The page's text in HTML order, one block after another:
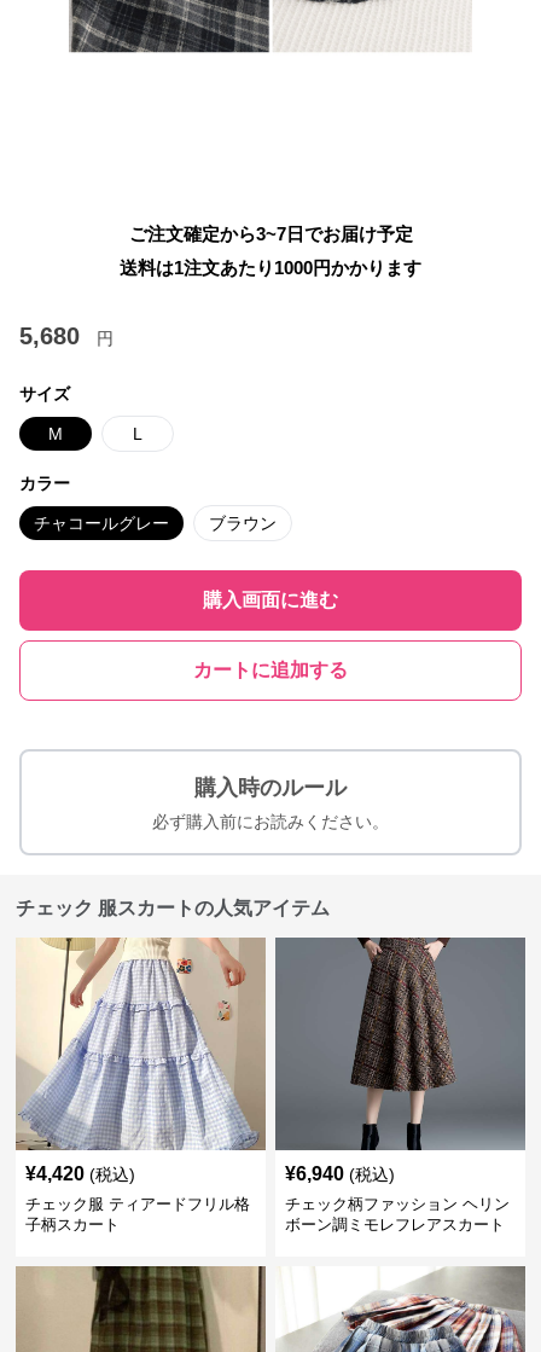
ご注文確定から3~7日でお届け予定
送料は1注文あたり 1000円かかります
5,680 円
サイズ
M L
カラー
チャコールグレー ブラウン
購入画面に進む
カートに追加する
購入時のルール
必ず購入前にお読みください。
チェック 服スカートの人気アイテム
¥4,420 (税込)
チェック服 ティアードフリル格
子柄スカート
¥6,940 (税込)
チェック柄ファッション ヘリン
ボーン調ミモレフレアスカート